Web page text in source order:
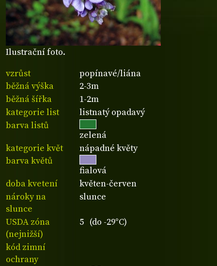
Ilustrační foto.
vzrůst
popínavé/liána
běžná výška
2-3m
běžná šířka
1-2m
kategorie list
listnatý opadavý
barva listů
zelená
kategorie květ
nápadné květy
barva květů
fialová
doba kvetení
květen-červen
nároky na
slunce
slunce
USDA zóna
(nejnižší)
5 (do -29°C)
kód zimní
ochrany